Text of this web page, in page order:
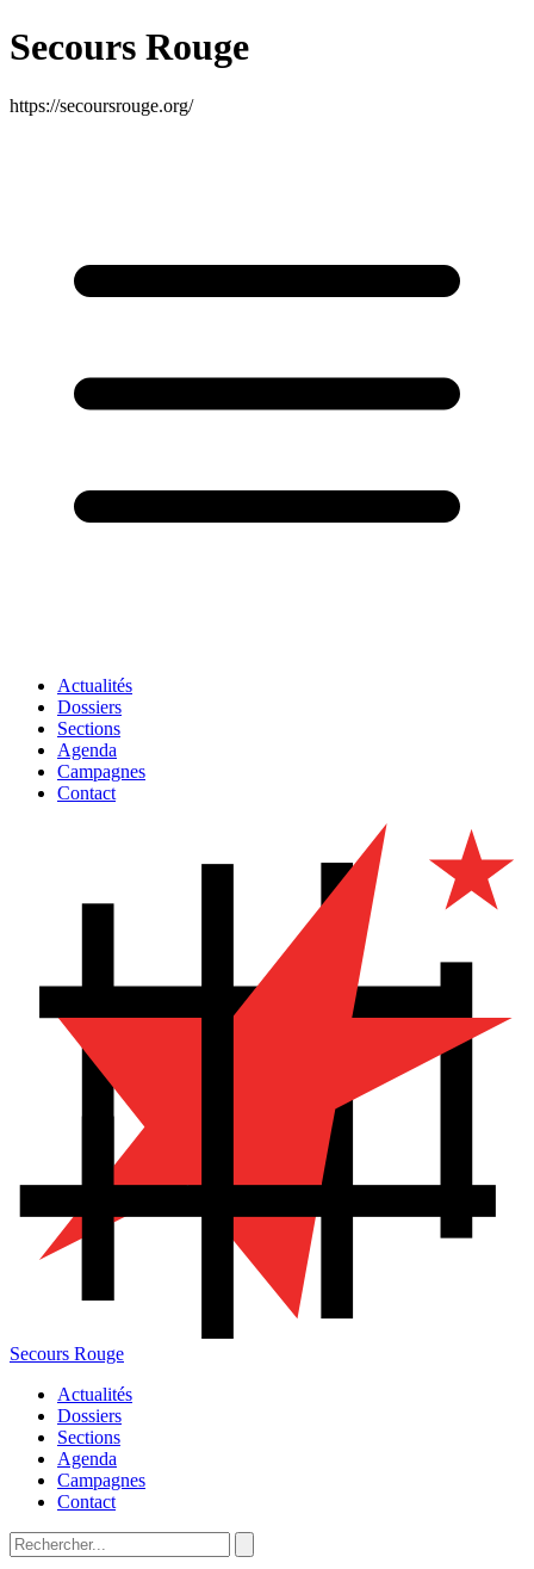
Secours Rouge
https://secoursrouge.org/
Actualités
Dossiers
Sections
Agenda
Campagnes
Contact
Secours Rouge
Actualités
Dossiers
Sections
Agenda
Campagnes
Contact